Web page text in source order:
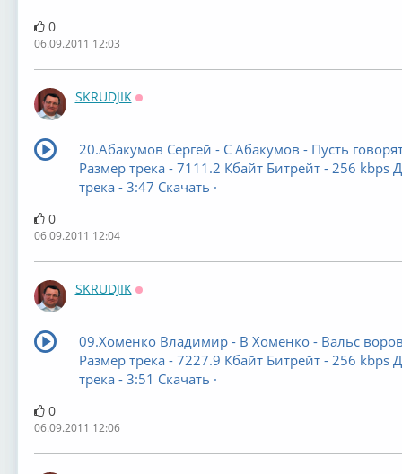
0
06.09.2011 12:03
SKRUDJIK
20.Абакумов Сергей - С Абакумов - Пусть
Размер трека - 7111.2 Кбайт Битрейт - 256 kbps
трека - 3:47 Скачать ·
0
06.09.2011 12:04
SKRUDJIK
09.Хоменко Владимир - В Хоменко - Вальс
Размер трека - 7227.9 Кбайт Битрейт - 256 kbps
трека - 3:51 Скачать ·
0
06.09.2011 12:06